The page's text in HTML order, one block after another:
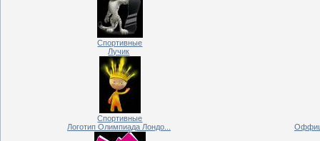
Спортивные
Лучик
Спортивные
Логотип Олимпиада Лондо...